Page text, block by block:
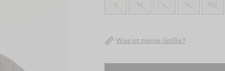
M XL XXL
Was ist meine Größe?